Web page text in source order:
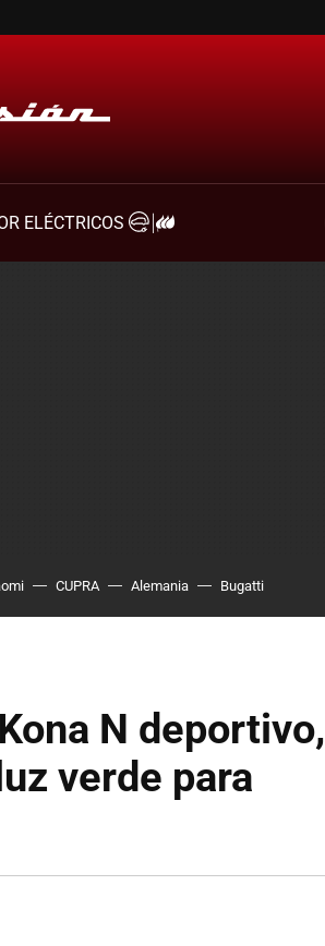
ELÉCTRICOS
CUPRA Alemania Bugatti
N deportivo,
verde para